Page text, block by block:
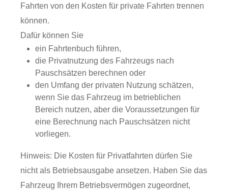
Fahrten von den Kosten für private Fahrten trennen
können.
Dafür können Sie
ein Fahrtenbuch führen,
die Privatnutzung des Fahrzeugs nach
Pauschsätzen berechnen oder
den Umfang der privaten Nutzung schätzen,
wenn Sie das Fahrzeug im betrieblichen
Bereich nutzen, aber die Voraussetzungen für
eine Berechnung nach Pauschsätzen nicht
vorliegen.
Hinweis: Die Kosten für Privatfahrten dürfen Sie
nicht als Betriebsausgabe ansetzen. Haben Sie das
Fahrzeug Ihrem Betriebsvermögen zugeordnet,